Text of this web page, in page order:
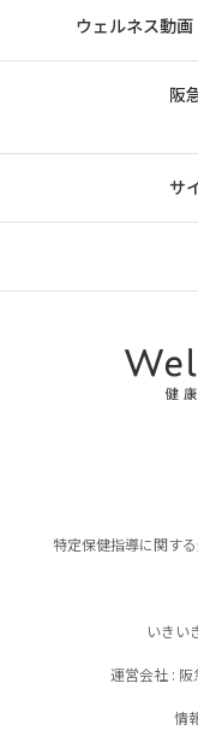
ウェルネス動画
阪
サ
特定保健指導に関す
いきい
運営会社 :
情